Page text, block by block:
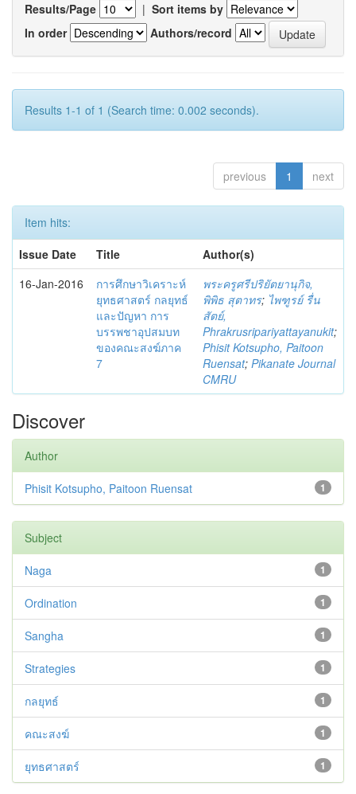
Results/Page | Sort items by
In order
Authors/record
Results 1-1 of 1 (Search time: 0.002 seconds).
previous 1 next
Item hits:
Issue Date
Title
Author(s)
16-Jan-2016
การศึกษาวิเคราะห์
ยุทธศาสตร์ กลยุทธ์
และปัญหา การ
บรรพชาอุปสมบท
ของคณะสงฆ์ภาค
7
พระครูศรีปริยัตยานุกิจ,
พิพิธ สุตาทร; ไพฑูรย์ รื่น
สัตย์,
Phrakrusripariyattayanukit;
Phisit Kotsupho, Paitoon
Ruensat; Pikanate Journal
CMRU
Discover
Author
1
Phisit Kotsupho, Paitoon Ruensat
Subject
1
Naga
1
Ordination
1
Sangha
1
Strategies
1
กลยุทธ์
1
คณะสงฆ์
1
ยุทธศาสตร์